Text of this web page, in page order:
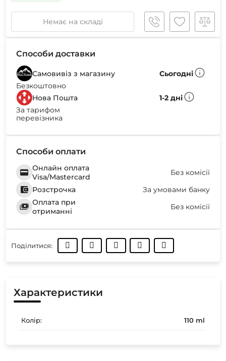
Немає на складі
Способи доставки
Самовивіз з магазину
Сьогодні
Безкоштовно
Нова Пошта
1-2 дні
За тарифом
перевізника
Способи оплати
Онлайн оплата
Visa/Mastercard
Без комісії
Розстрочка
За умовами банку
Оплата при
отриманні
Без комісії
Поділитися:
Характеристики
Колір: 110 ml